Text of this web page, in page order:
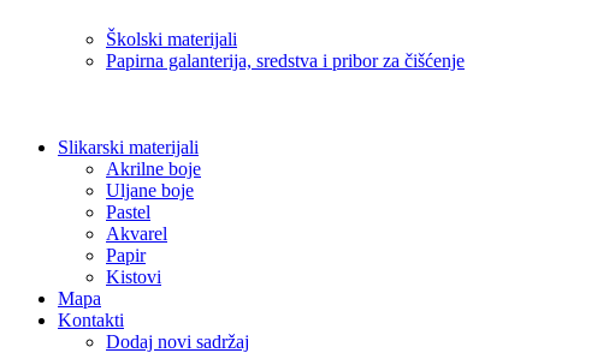
Školski materijali
Papirna galanterija, sredstva i pribor za čišćenje
Slikarski materijali
Akrilne boje
Uljane boje
Pastel
Akvarel
Papir
Kistovi
Mapa
Kontakti
Dodaj novi sadržaj